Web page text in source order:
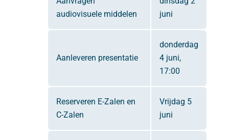
audiovisuele middelen
juni
Aanleveren presentatie
donderdag
4 juni,
17:00
Reserveren E-Zalen en
C-Zalen
Vrijdag 5
juni